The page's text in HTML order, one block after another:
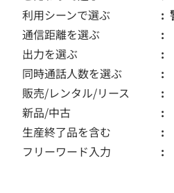
利用シーンで選ぶ
通信距離を選ぶ
出力を選ぶ
同時通話人数を選ぶ
販売/レンタル/リース
新品/中古
生産終了品を含む
フリーワード入力